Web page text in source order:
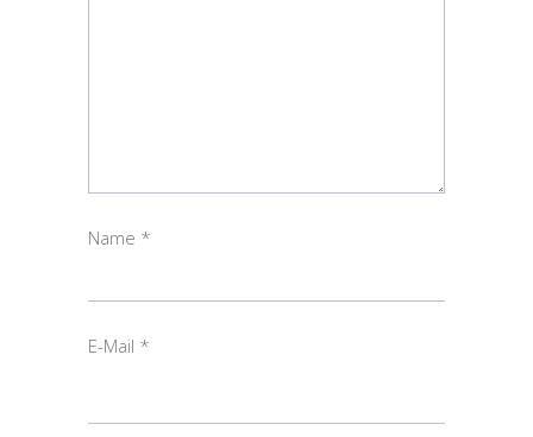
Name *
E-Mail *